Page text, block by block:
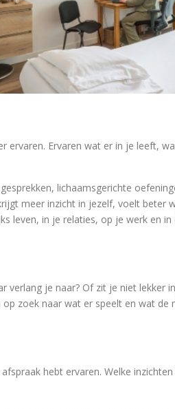
ervaren. Ervaren wat er in je leeft,
lichaamsgerichte
meer inzicht in jezelf, voelt beter
leven, in je relaties, op je werk en
verlang je naar? Of zit je niet lekker
zoek naar wat er speelt en wat de
hebt ervaren. Welke